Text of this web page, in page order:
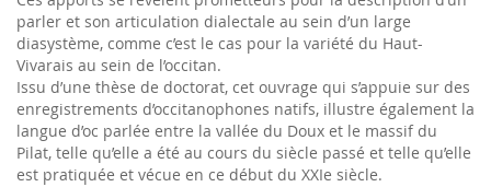
parler et son articulation dialectale au sein d’un large
diasystème, comme c’est le cas pour la variété du Haut-
Vivarais au sein de l’occitan.
Issu d’une thèse de doctorat, cet ouvrage qui s’appuie sur des
enregistrements d’occitanophones natifs, illustre également la
langue d’oc parlée entre la vallée du Doux et le massif du
Pilat, telle qu’elle a été au cours du siècle passé et telle qu’elle
est pratiquée et vécue en ce début du XXIe siècle.